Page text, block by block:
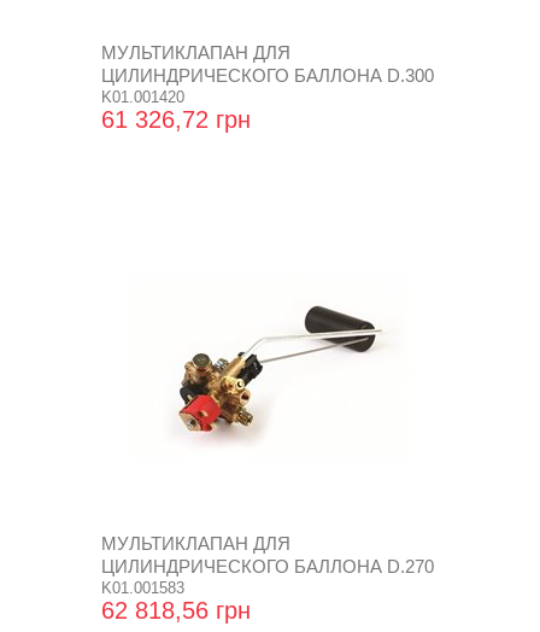
МУЛЬТИКЛАПАН ДЛЯ
ЦИЛИНДРИЧЕСКОГО БАЛЛОНА D.300
K01.001420
61 326,72 грн
МУЛЬТИКЛАПАН ДЛЯ
ЦИЛИНДРИЧЕСКОГО БАЛЛОНА D.270
SUPER
K01.001583
62 818,56 грн